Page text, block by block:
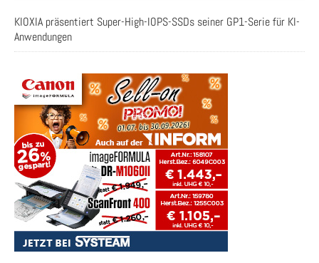
KIOXIA präsentiert Super-High-IOPS-SSDs seiner GP1-Serie für KI-
Anwendungen